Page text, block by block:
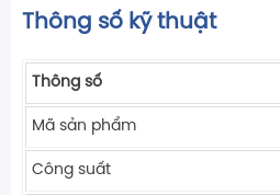
Thông số kỹ thuật
Thông số
Mã sản phẩm
Công suất